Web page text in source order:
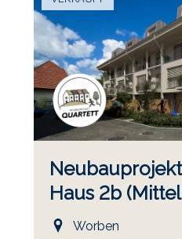
Haus 2b
Worben